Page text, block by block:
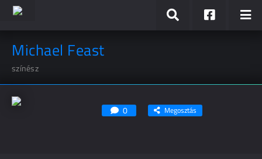
Michael Feast
színész
0 Megosztás